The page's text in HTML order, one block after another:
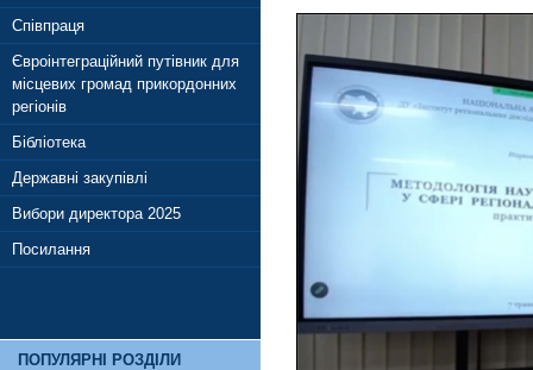
Співпраця
Євроінтеграційний путівник для
місцевих громад прикордонних
регіонів
Бібліотека
Державні закупівлі
Вибори директора 2025
Посилання
ПОПУЛЯРНІ РОЗДІЛИ